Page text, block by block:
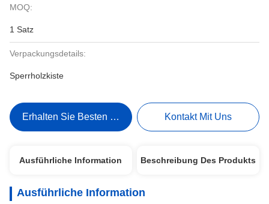
MOQ:
1 Satz
Verpackungsdetails:
Sperrholzkiste
Erhalten Sie Besten Preis Kontakt Mit Uns
Ausführliche Information Beschreibung Des Produkts
Ausführliche Information